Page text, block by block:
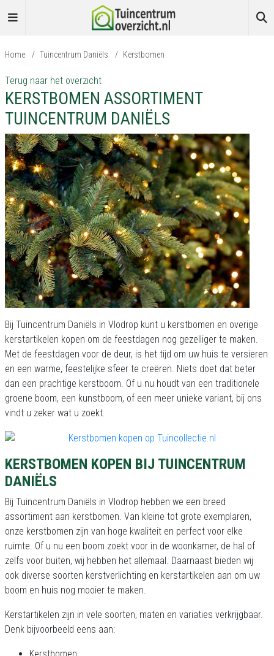
Home / Tuincentrum Daniëls / Kerstbomen
Terug naar het overzicht
KERSTBOMEN ASSORTIMENT
TUINCENTRUM DANIËLS
Bij Tuincentrum Daniëls in Vlodrop kunt u kerstbomen en overige
kerstartikelen kopen om de feestdagen nog gezelliger te maken.
Met de feestdagen voor de deur, is het tijd om uw huis te versieren
en een warme, feestelijke sfeer te creëren. Niets doet dat beter
dan een prachtige kerstboom. Of u nu houdt van een traditionele
groene boom, een kunstboom, of een meer unieke variant, bij ons
vindt u zeker wat u zoekt.
KERSTBOMEN KOPEN BIJ TUINCENTRUM
DANIËLS
Bij Tuincentrum Daniëls in Vlodrop hebben we een breed
assortiment aan kerstbomen. Van kleine tot grote exemplaren,
onze kerstbomen zijn van hoge kwaliteit en perfect voor elke
ruimte. Of u nu een boom zoekt voor in de woonkamer, de hal of
zelfs voor buiten, wij hebben het allemaal. Daarnaast bieden wij
ook diverse soorten kerstverlichting en kerstartikelen aan om uw
boom en huis nog mooier te maken.
Kerstartikelen zijn in vele soorten, maten en variaties verkrijgbaar.
Denk bijvoorbeeld eens aan: